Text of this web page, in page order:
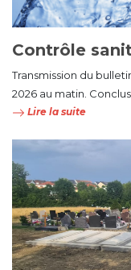
Contrôle
Transmission du
2026 au matin.
Lire la suite